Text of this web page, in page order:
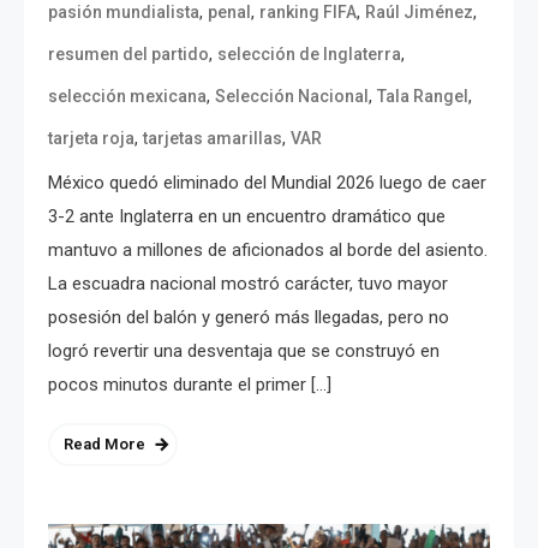
pasión mundialista, penal , ranking FIFA, Raúl Jiménez,
resumen del partido, selección de Inglaterra,
selección mexicana, Selección Nacional , Tala Rangel ,
tarjeta roja,tarjetas amarillas, VAR
México quedó eliminado del Mundial 2026 luego de caer
3-2 ante Inglaterra en un encuentro dramático que
mantuvo a millones de aficionados al borde del asiento.
La escuadra nacional mostró carácter, tuvo mayor
posesión del balón y generó más llegadas, pero no
logró revertir una desventaja que se construyó en
pocos minutos durante el primer […]
Read More